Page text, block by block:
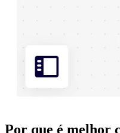
Por que é melhor